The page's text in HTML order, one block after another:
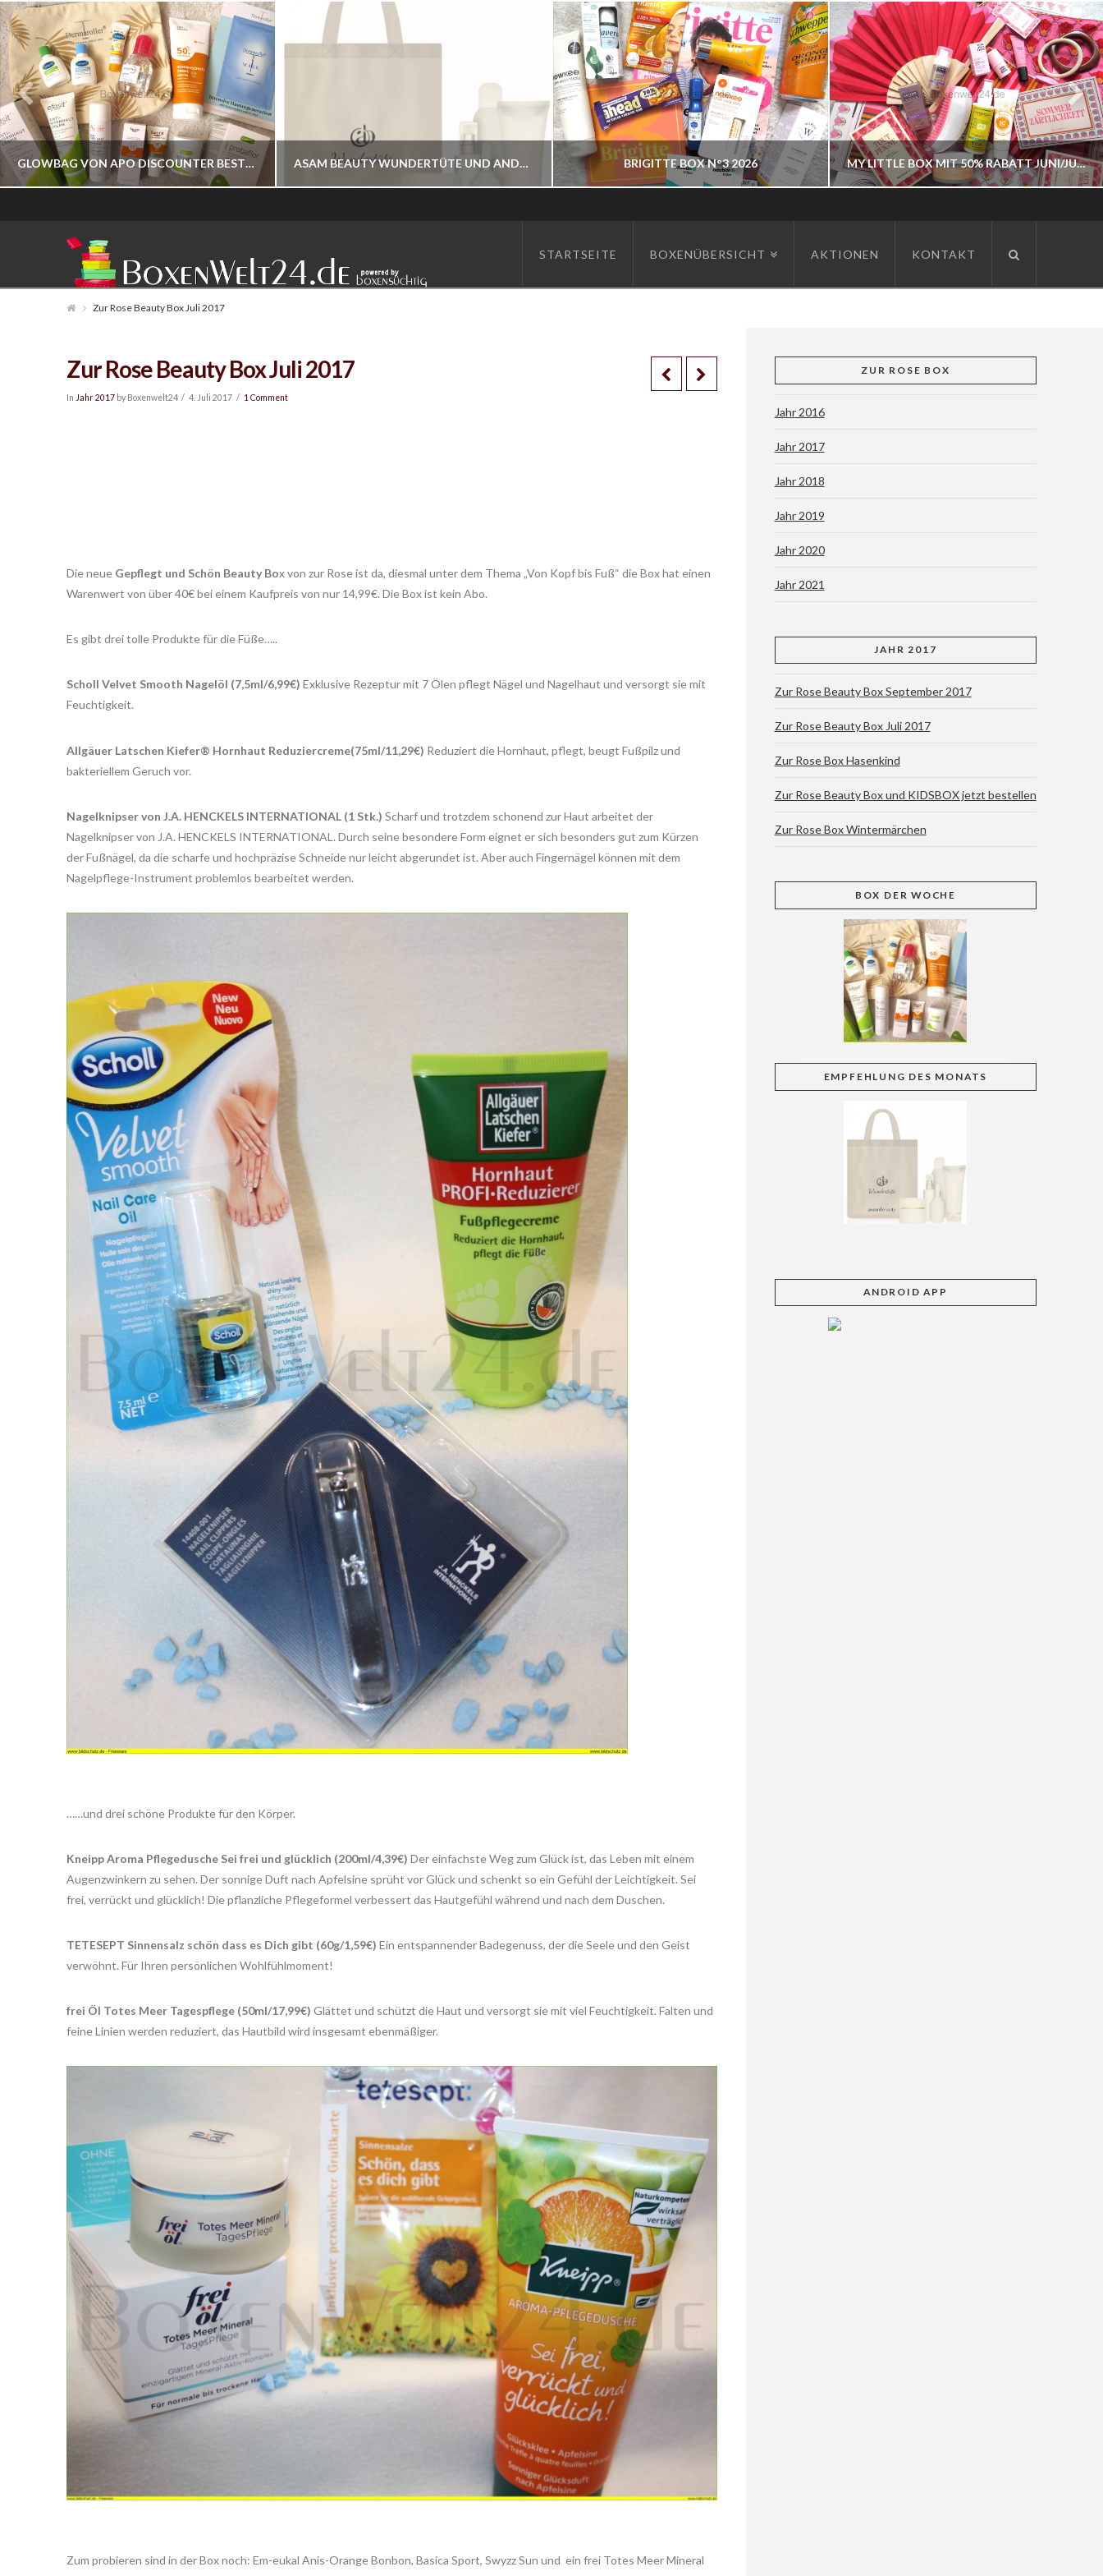
GLOWBAG VON APO DISCOUNTER BESTELLBAR
BOXENWELT24
JAHR 2026
JULI 17, 2026
ASAM BEAUTY WUNDERTÜTE UND ANDERE BESTELLBAR
JAHR 2026
BRIGITTE BOX N°3 2026
BOXENWELT24
MY LITTLE BOX MIT 50% RABATT JUNI/JULI 2026
BOXENWELT24
STARTSEITE BOXENÜBERSICHT AKTIONEN KONTAKT
Zur Rose Beauty Box Juli 2017
Zur Rose Beauty Box Juli 2017
In Jahr 2017by Boxenwelt24 4. Juli 2017 1 Comment
Die neue Gepflegt und Schön Beauty Box von zur Rose ist da, diesmal unter dem Thema „Von Kopf bis Fuß“ die Box hat einen
Warenwert von über 40€ bei einem Kaufpreis von nur 14,99€. Die Box ist kein Abo.
Es gibt drei tolle Produkte für die Füße…..
Scholl Velvet Smooth Nagelöl (7,5ml/6,99€) Exklusive Rezeptur mit 7 Ölen pflegt Nägel und Nagelhaut und versorgt sie mit
Feuchtigkeit.
Allgäuer Latschen Kiefer® Hornhaut Reduziercreme(75ml/11,29€) Reduziert die Hornhaut, pflegt, beugt Fußpilz und
bakteriellem Geruch vor.
Nagelknipser von J.A. HENCKELS INTERNATIONAL (1 Stk.) Scharf und trotzdem schonend zur Haut arbeitet der
Nagelknipser von J.A. HENCKELS INTERNATIONAL. Durch seine besondere Form eignet er sich besonders gut zum Kürzen
der Fußnägel, da die scharfe und hochpräzise Schneide nur leicht abgerundet ist. Aber auch Fingernägel können mit dem
Nagelpflege-Instrument problemlos bearbeitet werden.
……und drei schöne Produkte für den Körper.
Kneipp Aroma Pflegedusche Sei frei und glücklich (200ml/4,39€) Der einfachste Weg zum Glück ist, das Leben mit einem
Augenzwinkern zu sehen. Der sonnige Duft nach Apfelsine sprüht vor Glück und schenkt so ein Gefühl der Leichtigkeit. Sei
frei, verrückt und glücklich! Die pflanzliche Pflegeformel verbessert das Hautgefühl während und nach dem Duschen.
TETESEPT Sinnensalz schön dass es Dich gibt (60g/1,59€) Ein entspannender Badegenuss, der die Seele und den Geist
verwöhnt. Für Ihren persönlichen Wohlfühlmoment!
frei Öl Totes Meer Tagespflege (50ml/17,99€) Glättet und schützt die Haut und versorgt sie mit viel Feuchtigkeit. Falten und
feine Linien werden reduziert, das Hautbild wird insgesamt ebenmäßiger.
Zum probieren sind in der Box noch: Em-eukal Anis-Orange Bonbon, Basica Sport, Swyzz Sun und ein frei Totes Meer Mineral
ZUR ROSE BOX
Jahr 2016
Jahr 2017
Jahr 2018
Jahr 2019
Jahr 2020
Jahr 2021
JAHR 2017
Zur Rose Beauty Box September 2017
Zur Rose Beauty Box Juli 2017
Zur Rose Box Hasenkind
Zur Rose Beauty Box und KIDSBOX jetzt bestellen
Zur Rose Box Wintermärchen
BOX DER WOCHE
EMPFEHLUNG DES MONATS
ANDROID APP